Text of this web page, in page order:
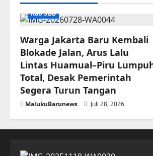
Kab SBB
Warga Jakarta Baru Kembali
Blokade Jalan, Arus Lalu
Lintas Huamual–Piru
Total, Desak Pemerintah
Segera Turun Tangan
MalukuBarunews Juli 28, 2026